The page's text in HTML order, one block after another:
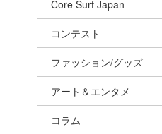
Core Surf Japan
コンテスト
ファッション/グッズ
アート＆エンタメ
コラム